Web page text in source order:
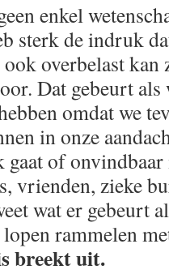
enkel
sterk de indruk
overbelast kan
Dat gebeurt als
omdat we
in onze
gaat of
vrienden, zieke
wat er gebeurt
rammelen
breekt uit.